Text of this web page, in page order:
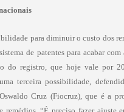
para diminuir o custo dos
de patentes para acabar com
do registro, que hoje vale por
terceira possibilidade,
Cruz (Fiocruz), que é a